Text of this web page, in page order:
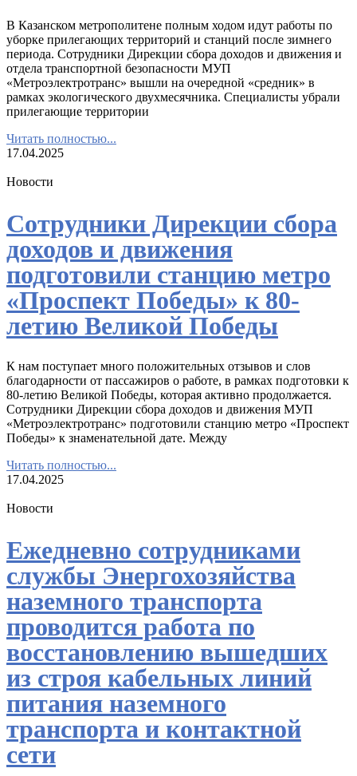
В Казанском метрополитене полным ходом идут работы по
уборке прилегающих территорий и станций после зимнего
периода. Сотрудники Дирекции сбора доходов и движения и
отдела транспортной безопасности МУП
«Метроэлектротранс» вышли на очередной «средник» в
рамках экологического двухмесячника. Специалисты убрали
прилегающие территории
Читать полностью...
17.04.2025
Новости
Сотрудники Дирекции сбора
доходов и движения
подготовили станцию метро
«Проспект Победы» к 80-
летию Великой Победы
К нам поступает много положительных отзывов и слов
благодарности от пассажиров о работе, в рамках подготовки к
80-летию Великой Победы, которая активно продолжается.
Сотрудники Дирекции сбора доходов и движения МУП
«Метроэлектротранс» подготовили станцию метро «Проспект
Победы» к знаменательной дате. Между
Читать полностью...
17.04.2025
Новости
Ежедневно сотрудниками
службы Энергохозяйства
наземного транспорта
проводится работа по
восстановлению вышедших
из строя кабельных линий
питания наземного
транспорта и контактной
сети